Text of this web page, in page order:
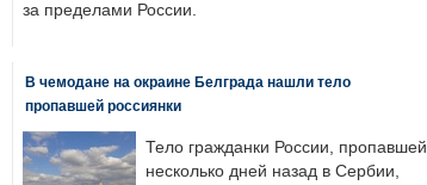
за пределами России.
В чемодане на окраине Белграда нашли тело
пропавшей россиянки
Тело гражданки России, пропавшей
несколько дней назад в Сербии,